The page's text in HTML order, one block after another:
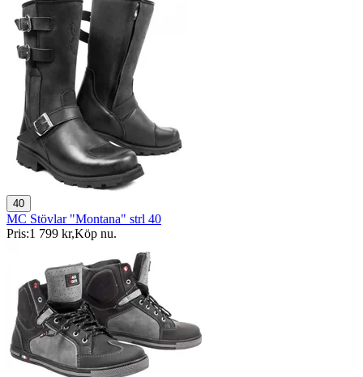
40
MC Stövlar "Montana" strl 40
Pris:1 799 kr,Köp nu.